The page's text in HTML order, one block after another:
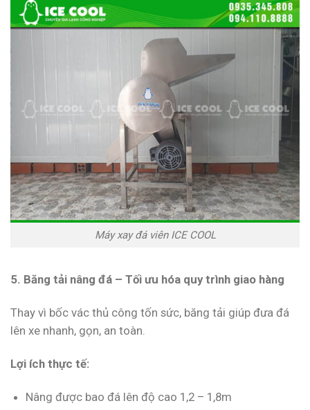
Máy xay đá viên ICE COOL
5. Băng tải nâng đá – Tối ưu hóa quy trình giao hàng
Thay vì bốc vác thủ công tốn sức, băng tải giúp đưa đá
lên xe nhanh, gọn, an toàn.
Lợi ích thực tế:
Nâng được bao đá lên độ cao 1,2 – 1,8m